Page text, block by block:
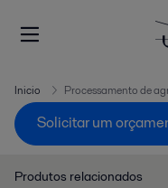
Inicio Processamento de
Solicitar um
Produtos relacionados